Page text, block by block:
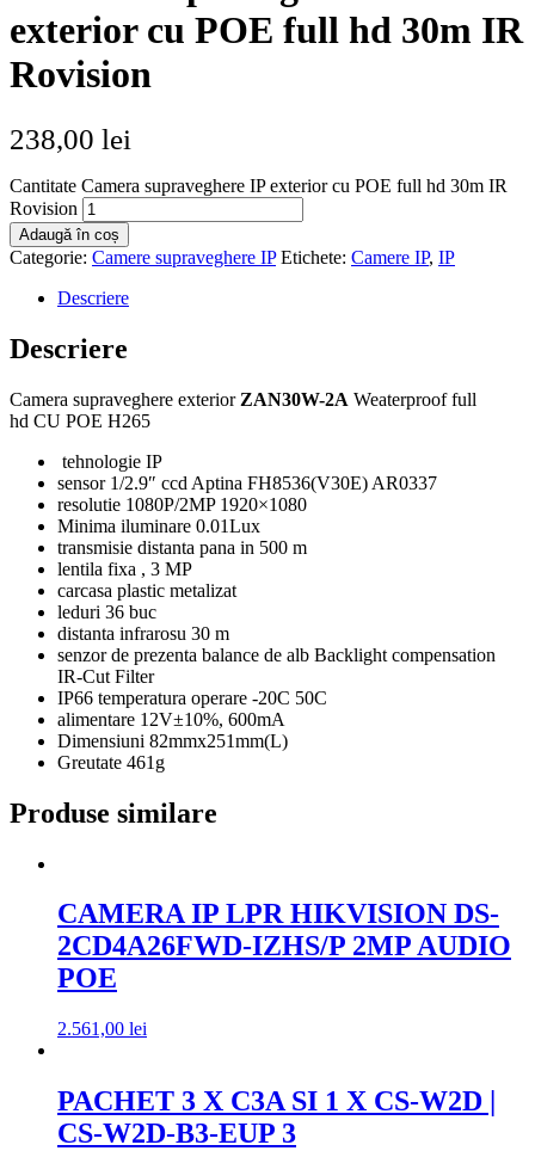
exterior cu POE full hd 30m IR
Rovision
238,00 lei
Cantitate Camera supraveghere IP exterior cu POE full hd 30m IR
Rovision
Adaugă în coș
Categorie: Camere supraveghere IP Etichete: Camere IP, IP
Descriere
Descriere
Camera supraveghere exterior ZAN30W-2A Weaterproof full
hd CU POE H265
tehnologie IP
sensor 1/2.9″ ccd Aptina FH8536(V30E) AR0337
resolutie 1080P/2MP 1920×1080
Minima iluminare 0.01Lux
transmisie distanta pana in 500 m
lentila fixa , 3 MP
carcasa plastic metalizat
leduri 36 buc
distanta infrarosu 30 m
senzor de prezenta balance de alb Backlight compensation
IR-Cut Filter
IP66 temperatura operare -20C 50C
alimentare 12V±10%, 600mA
Dimensiuni 82mmx251mm(L)
Greutate 461g
Produse similare
CAMERA IP LPR HIKVISION DS-
2CD4A26FWD-IZHS/P 2MP AUDIO
POE
2.561,00 lei
PACHET 3 X C3A SI 1 X CS-W2D |
CS-W2D-B3-EUP 3